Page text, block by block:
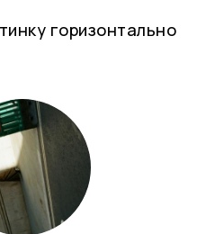
горизонтально